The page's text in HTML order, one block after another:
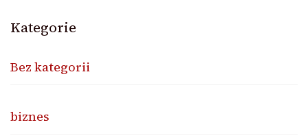
Kategorie
Bez kategorii
biznes